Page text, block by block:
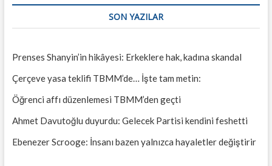
sürüyor…
SON YAZILAR
Prenses Shanyin’in hikâyesi: Erkeklere hak, kadına skandal
Çerçeve yasa teklifi TBMM’de… İşte tam metin:
Öğrenci affı düzenlemesi TBMM’den geçti
Ahmet Davutoğlu duyurdu: Gelecek Partisi kendini feshetti
Ebenezer Scrooge: İnsanı bazen yalnızca hayaletler değiştirir